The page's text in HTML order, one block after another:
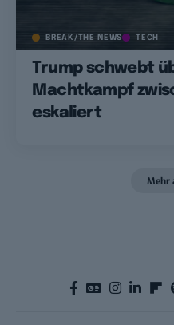
BREAK/THE NEWS TECH
Trump schwebt
Machtkampf
eskaliert
Mehr